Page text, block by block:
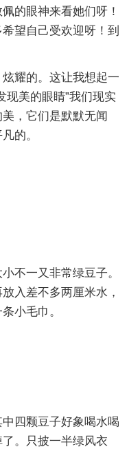
的眼神来看她们呀！
望自己受欢迎呀！到
耀的。这让我想起一
现美的眼睛”我们现实
，它们是默默无闻
的。
不一又非常绿豆子。
入差不多两厘米水，
小毛巾。
四颗豆子好象喝水喝
。只披一半绿风衣